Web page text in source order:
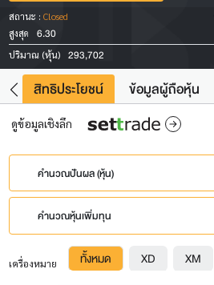
สถานะ : Closed
สูงสุด
6.30
ปริมาณ (หุ้น) 293,702
สิทธิประโยชน์ ข้อมูลผู้ถือหุ้น
ดูข้อมูลเชิงลึก
คำนวณปันผล (หุ้น)
คำนวณหุ้นเพิ่มทุน
เครื่องหมาย ทั้งหมด XD XM